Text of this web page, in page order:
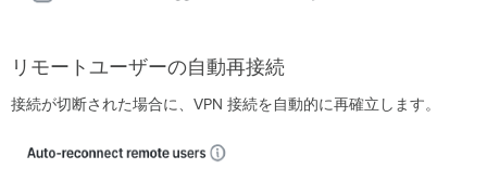
ロ
グ
オ
制
リモートユーザーの自動再接続
接続が切断された場合に、VPN 接続を自動的に再確立します。